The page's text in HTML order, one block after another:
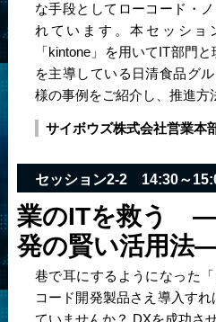
な手段としてローコード・
れています。本セッショ
「kintone」を用いてIT部門
を主導している日清食品グ
様の事例をご紹介し、推進方
サイボウズ株式会社営業本
セッション2-2 14:30～
業のITを救う ―
発の賢い活用法
巷で耳にするようになった
コード開発製品さえ導入す
ていませんか？ DXを成功さ